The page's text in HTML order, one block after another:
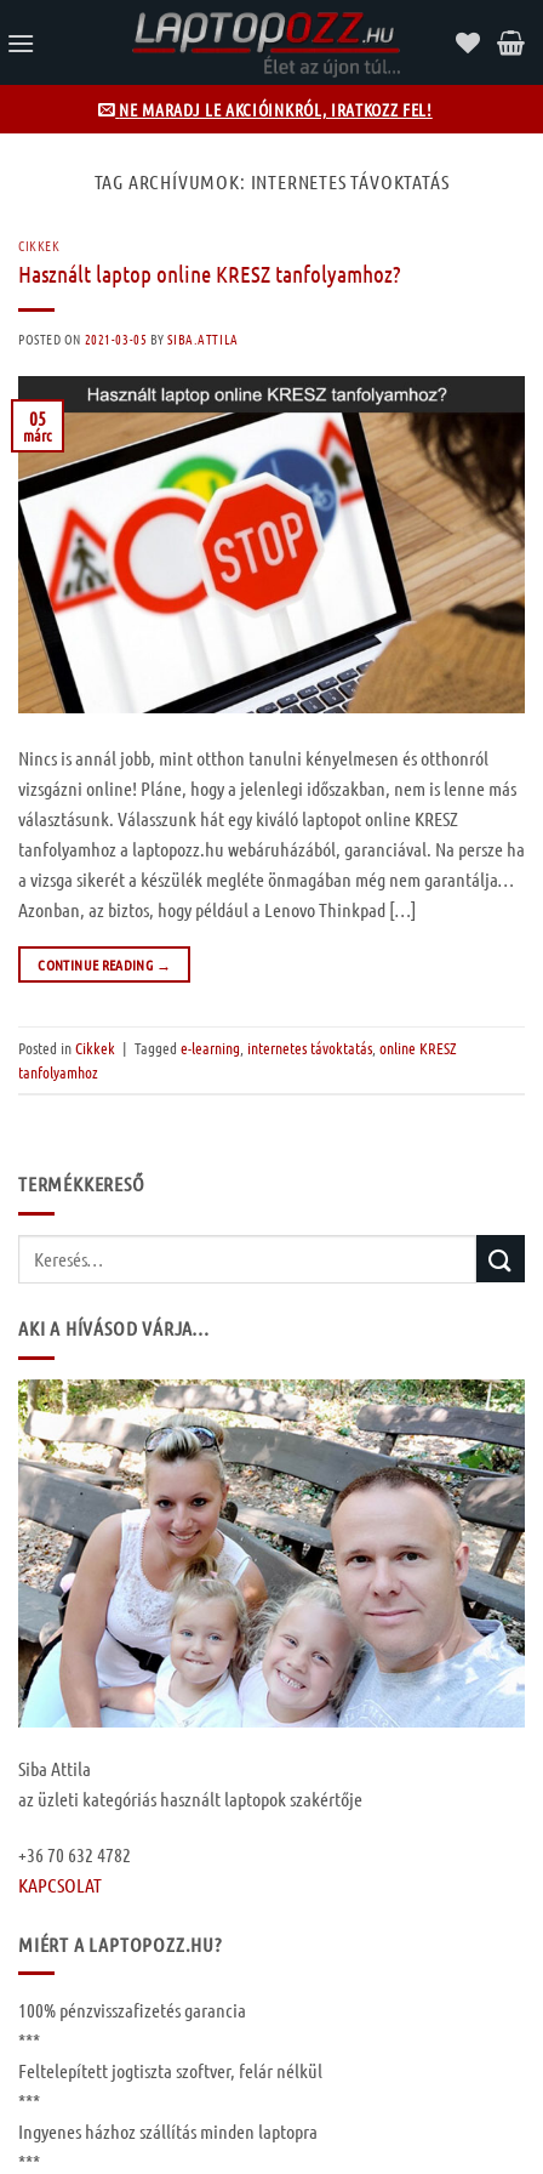
to
NE MARADJ LE AKCIÓINKRÓL, IRATKOZZ FEL!
TAG ARCHÍVUMOK: INTERNETES TÁVOKTATÁS
CIKKEK
Használt laptop online KRESZ tanfolyamhoz?
POSTED ON 2021-03-05 BYSIBA.ATTILA
05
márc
Nincs is annál jobb, mint otthon tanulni kényelmesen és otthonról
vizsgázni online! Pláne, hogy a jelenlegi időszakban, nem is lenne más
választásunk. Válasszunk hát egy kiváló laptopot online KRESZ
tanfolyamhoz a laptopozz.hu webáruházából, garanciával. Na persze ha
a vizsga sikerét a készülék megléte önmagában még nem garantálja…
Azonban, az biztos, hogy például a Lenovo Thinkpad […]
CONTINUE READING →
Posted inCikkek | Tagged e-learning internetes távoktatás online KRESZ
tanfolyamhoz
TERMÉKKERESŐ
AKI A HÍVÁSOD VÁRJA…
Siba Attila
az üzleti kategóriás használt laptopok szakértője
+36 70 632 4782
KAPCSOLAT
MIÉRT A LAPTOPOZZ.HU?
100% pénzvisszafizetés garancia
***
Feltelepített jogtiszta szoftver, felár nélkül
***
Ingyenes házhoz szállítás minden laptopra
***